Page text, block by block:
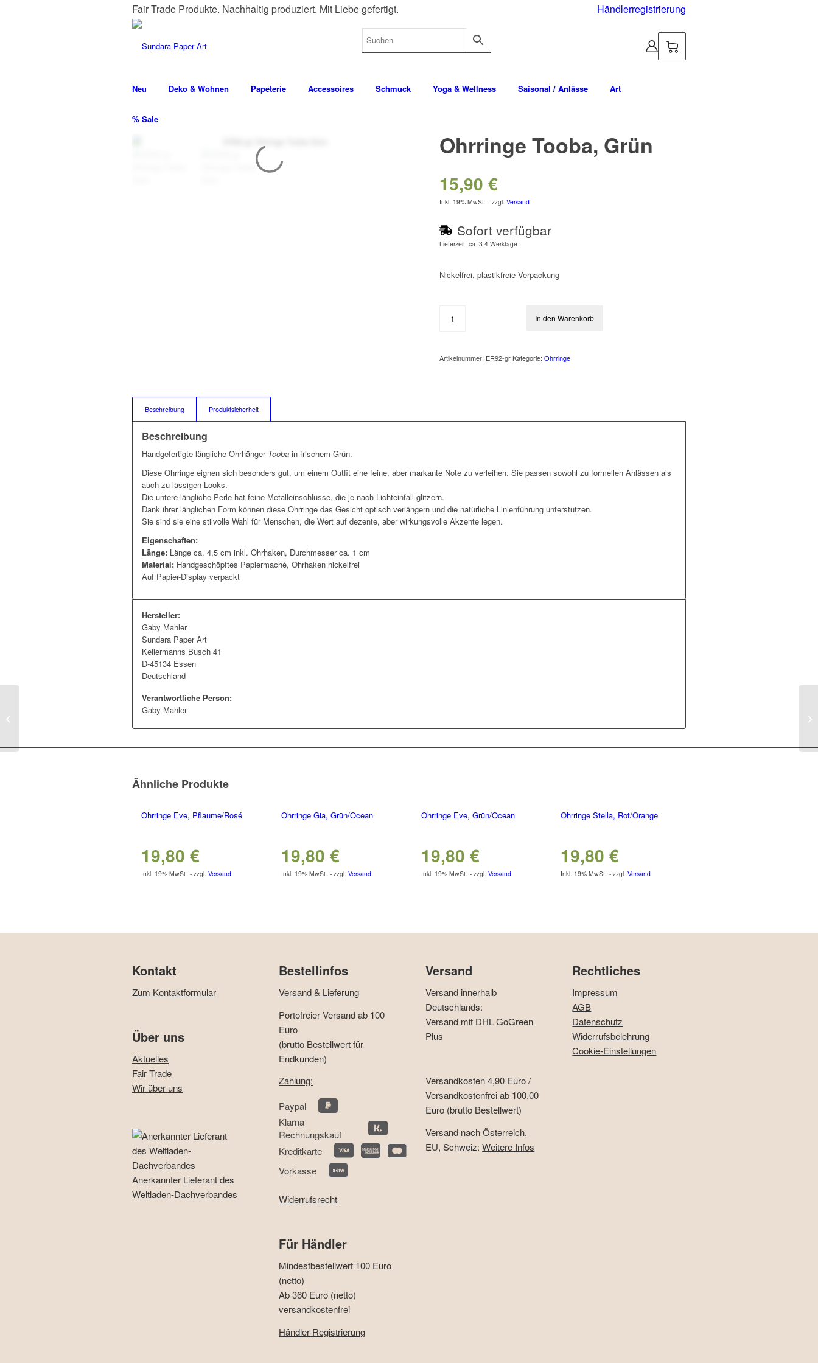
Fair Trade Produkte. Nachhaltig produziert. Mit Liebe gefertigt. Händlerregistrierung
Neu Deko & Wohnen Papeterie Accessoires Schmuck Yoga & Wellness Saisonal / Anlässe Art
% Sale
Ohrringe Tooba, Grün
15,90 €
Inkl. 19% MwSt. zzgl. Versand
Sofort verfügbar
Lieferzeit: ca. 3-4 Werktage
Nickelfrei, plastikfreie Verpackung
In den Warenkorb
Artikelnummer: ER92-grKategorie: Ohrringe
Beschreibung Produktsicherheit
Beschreibung
Handgefertigte längliche Ohrhänger Tooba in frischem Grün.
Diese Ohrringe eignen sich besonders gut, um einem Outfit eine feine, aber markante Note zu verleihen. Sie passen sowohl zu formellen Anlässen als
auch zu lässigen Looks.
Die untere längliche Perle hat feine Metalleinschlüsse, die je nach Lichteinfall glitzern.
Dank ihrer länglichen Form können diese Ohrringe das Gesicht optisch verlängern und die natürliche Linienführung unterstützen.
Sie sind sie eine stilvolle Wahl für Menschen, die Wert auf dezente, aber wirkungsvolle Akzente legen.
Eigenschaften:
Länge: Länge ca. 4,5 cm inkl. Ohrhaken, Durchmesser ca. 1 cm
Material: Handgeschöpftes Papiermaché, Ohrhaken nickelfrei
Auf Papier-Display verpackt
Hersteller:
Gaby Mahler
Sundara Paper Art
Kellermanns Busch 41
D-45134 Essen
Deutschland
Verantwortliche Person:
Gaby Mahler
Ähnliche Produkte
Ohrringe Eve, Pflaume/Rosé
19,80 €
Inkl. 19% MwSt. zzgl. Versand
Ohrringe Gia, Grün/Ocean
19,80 €
Inkl. 19% MwSt. zzgl. Versand
Ohrringe Eve, Grün/Ocean
19,80 €
Inkl. 19% MwSt. zzgl. Versand
Ohrringe Stella, Rot/Orange
19,80€
Inkl. 19% MwSt. zzgl.Versand
Kontakt
Zum Kontaktformular
Über uns
Aktuelles
Fair Trade
Wir über uns
Anerkannter Lieferant des
Weltladen-Dachverbandes
Bestellinfos
Versand & Lieferung
Portofreier Versand ab 100
Euro
(brutto Bestellwert für
Endkunden)
Zahlung:
Paypal
Klarna
Rechnungskauf
Kreditkarte
Vorkasse
Widerrufsrecht
Für Händler
Mindestbestellwert 100 Euro
(netto)
Ab 360 Euro (netto)
versandkostenfrei
Händler-Registrierung
Versand
Versand innerhalb
Deutschlands:
Versand mit DHL GoGreen
Plus
Versandkosten 4,90 Euro /
Versandkostenfrei ab 100,00
Euro (brutto Bestellwert)
Versand nach Österreich,
EU, Schweiz:Weitere Infos
Rechtliches
Impressum
AGB
Datenschutz
Widerrufsbelehrung
Cookie-Einstellungen